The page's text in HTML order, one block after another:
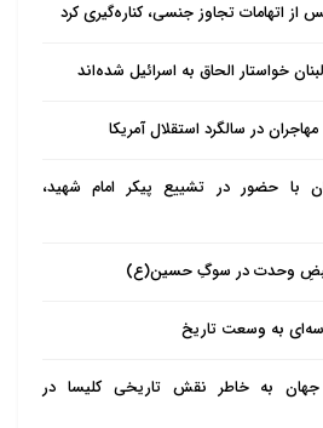
از اتهامات تجاوز جنسی، کناره‌گیری کرد
خواستار الحاق به اسرائیل شده‌اند
در سالگرد استقلال آمریکا
با حضور در تشییع پیکر امام شهید،
نبضِ وحدت در سوگِ حسین(ع)
به وسعت تاریخ
جهان به خاطر نقش تاریخی کلیسا در